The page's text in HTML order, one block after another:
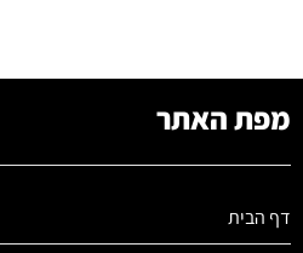
מפת האתר
דף הבית